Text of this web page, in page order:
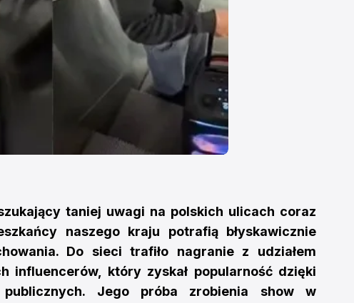
taniej uwagi na polskich ulicach coraz
naszego kraju potrafią błyskawicznie
Do sieci trafiło nagranie z udziałem
influencerów, który zyskał popularność dzięki
Jego próba zrobienia show w